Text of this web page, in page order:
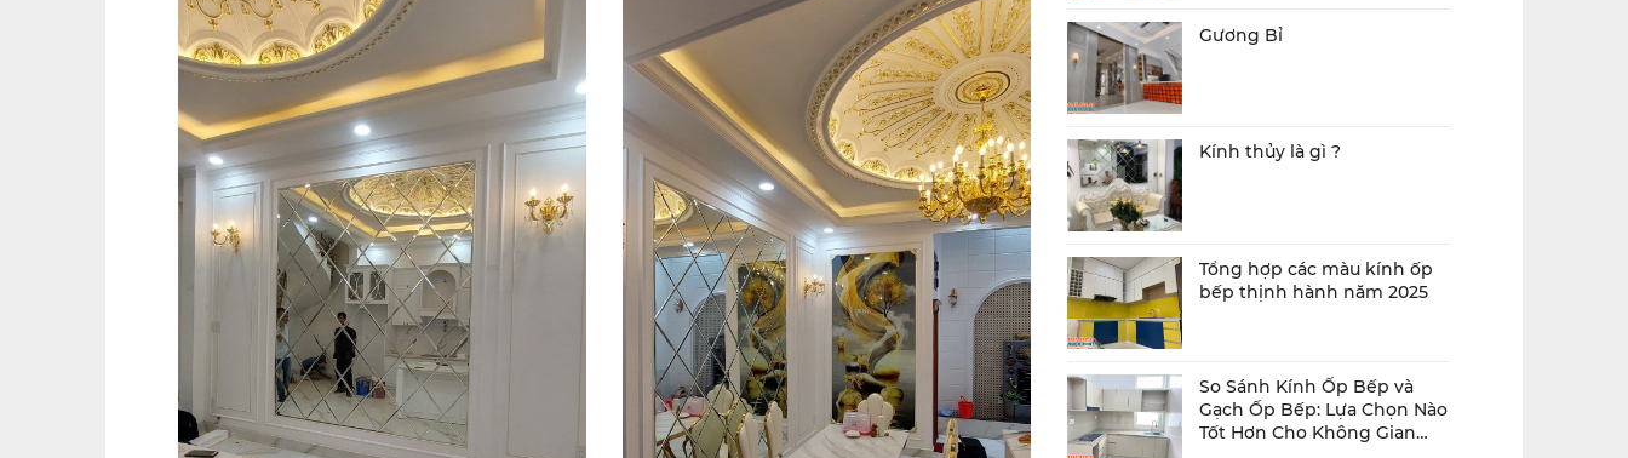
Gương Bỉ
Kính thủy là gì ?
Tổng hợp các màu kính ốp
bếp thịnh hành năm 2025
So Sánh Kính Ốp Bếp và
Gạch Ốp Bếp: Lựa Chọn Nào
Tốt Hơn Cho Không Gian